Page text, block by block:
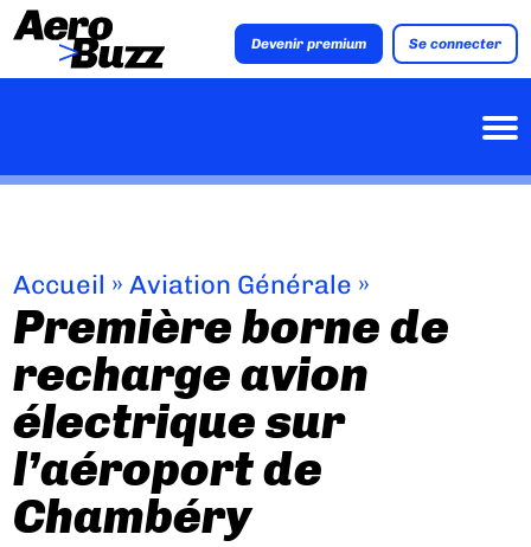
Devenir premium Se connecter
Accueil »Aviation Générale »
Première borne de
recharge avion
électrique sur
l’aéroport de
Chambéry